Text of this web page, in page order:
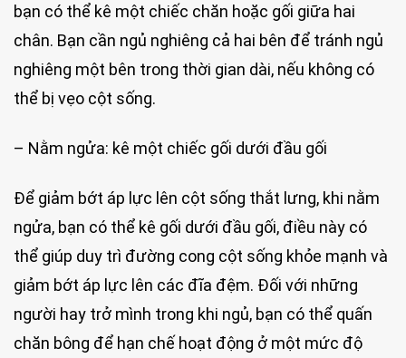
bạn có thể kê một chiếc chăn hoặc gối giữa hai
chân. Bạn cần ngủ nghiêng cả hai bên để tránh ngủ
nghiêng một bên trong thời gian dài, nếu không có
thể bị vẹo cột sống.
– Nằm ngửa: kê một chiếc gối dưới đầu gối
Để giảm bớt áp lực lên cột sống thắt lưng, khi nằm
ngửa, bạn có thể kê gối dưới đầu gối, điều này có
thể giúp duy trì đường cong cột sống khỏe mạnh và
giảm bớt áp lực lên các đĩa đệm. Đối với những
người hay trở mình trong khi ngủ, bạn có thể quấn
chăn bông để hạn chế hoạt động ở một mức độ